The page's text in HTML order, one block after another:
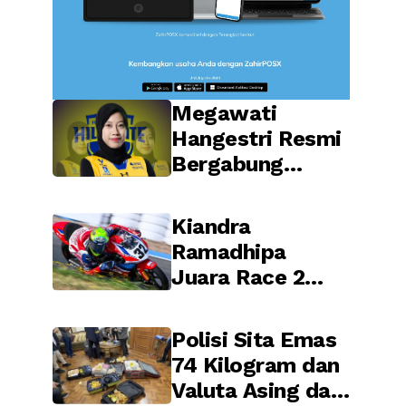
Megawati
Hangestri Resmi
Bergabung
Hillstate,
Legenda Voli
Korea Sambut
Penuh Harapan
Kiandra
Ramadhipa
Juara Race 2
Bull MotoGP
Rookies Cup
2026, Indonesia
Polisi Sita Emas
74 Kilogram dan
Valuta Asing dari